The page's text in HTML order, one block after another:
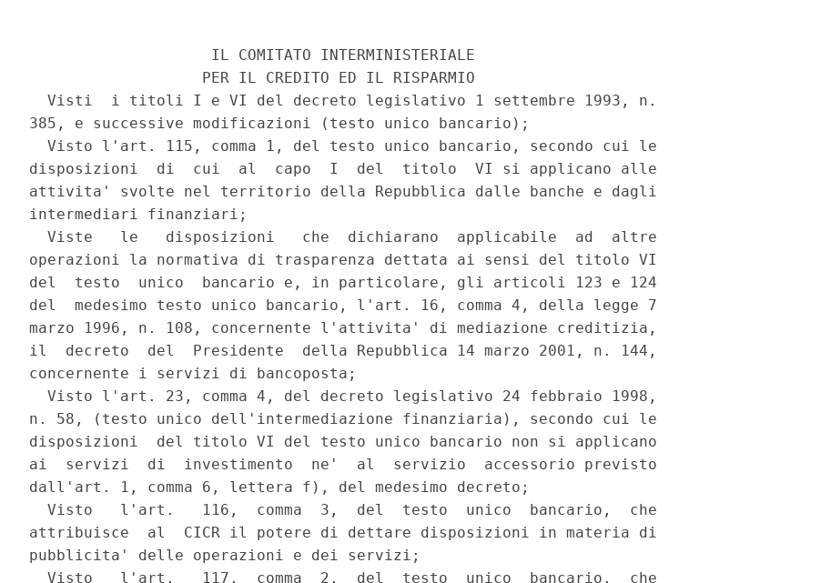
                    IL COMITATO INTERMINISTERIALE
                   PER IL CREDITO ED IL RISPARMIO
  Visti  i titoli I e VI del decreto legislativo 1 settembre 1993, n.
385, e successive modificazioni (testo unico bancario);
  Visto l'art. 115, comma 1, del testo unico bancario, secondo cui le
disposizioni  di  cui  al  capo  I  del  titolo  VI si applicano alle
attivita' svolte nel territorio della Repubblica dalle banche e dagli
intermediari finanziari;
  Viste   le   disposizioni   che  dichiarano  applicabile  ad  altre
operazioni la normativa di trasparenza dettata ai sensi del titolo VI
del  testo  unico  bancario e, in particolare, gli articoli 123 e 124
del  medesimo testo unico bancario, l'art. 16, comma 4, della legge 7
marzo 1996, n. 108, concernente l'attivita' di mediazione creditizia,
il  decreto  del  Presidente  della Repubblica 14 marzo 2001, n. 144,
concernente i servizi di bancoposta;
  Visto l'art. 23, comma 4, del decreto legislativo 24 febbraio 1998,
n. 58, (testo unico dell'intermediazione finanziaria), secondo cui le
disposizioni  del titolo VI del testo unico bancario non si applicano
ai  servizi  di  investimento  ne'  al  servizio  accessorio previsto
dall'art. 1, comma 6, lettera f), del medesimo decreto;
  Visto   l'art.   116,  comma  3,  del  testo  unico  bancario,  che
attribuisce  al  CICR il potere di dettare disposizioni in materia di
pubblicita' delle operazioni e dei servizi;
  Visto   l'art.   117,  comma  2,  del  testo  unico  bancario,  che